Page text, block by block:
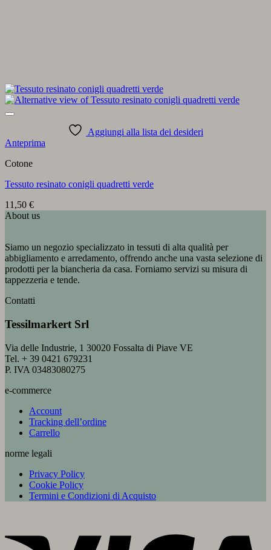
Aggiungi alla lista dei desideri
Anteprima
Cotone
Tessuto resinato conigli quadretti verde
11,50 €
About us
Siamo un negozio specializzato in tessuti di alta qualità per
abbigliamento e arredamento, offrendo anche una vasta selezione di
prodotti per la biancheria da casa. Forniamo servizi su misura di
tappezzeria e tende.
Contatti
Tessilmarkert Srl
Via delle Industrie, 1 30020 Fossalta di Piave VE
Tel. + 39 0421 679231
P. IVA 03483080275
e-commerce
Account
Tracking dell’ordine
Carrello
norme legali
Privacy Policy
Cookie Policy
Termini e Condizioni di Acquisto